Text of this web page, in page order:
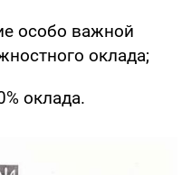
особо важной
оклада;
оклада.